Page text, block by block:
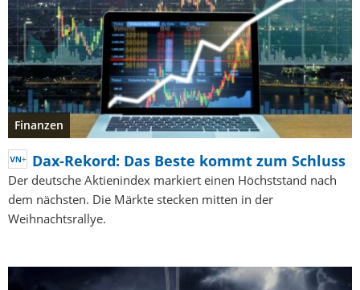
Finanzen
Dax-Rekord: Das Beste kommt zum Schluss
Der deutsche Aktienindex markiert einen Höchststand nach
dem nächsten. Die Märkte stecken mitten in der
Weihnachtsrallye.